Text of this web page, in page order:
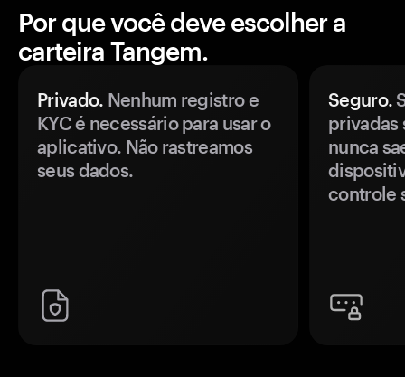
Por que você deve escolher a
carteira Tangem.
Privado. Nenhum registro e
KYC é necessário para usar o
aplicativo. Não rastreamos
seus dados.
Seguro.
privadas
nunca
controle